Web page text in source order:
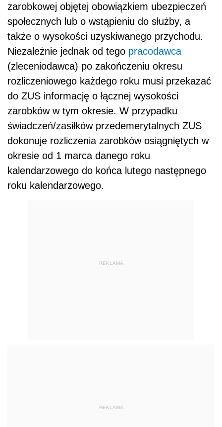
zarobkowej objętej obowiązkiem ubezpieczeń
społecznych lub o wstąpieniu do służby, a
także o wysokości uzyskiwanego przychodu.
Niezależnie jednak od tego pracodawca
(zleceniodawca) po zakończeniu okresu
rozliczeniowego każdego roku musi przekazać
do ZUS informację o łącznej wysokości
zarobków w tym okresie. W przypadku
świadczeń/zasiłków przedemerytalnych ZUS
dokonuje rozliczenia zarobków osiągniętych w
okresie od 1 marca danego roku
kalendarzowego do końca lutego następnego
roku kalendarzowego.
REKLAMA
REKLAMA